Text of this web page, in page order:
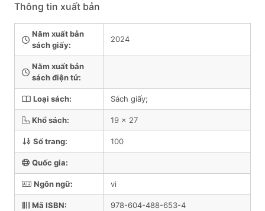
Thông tin xuất bản
Năm xuất bản
sách giấy:
2024
Năm xuất bản
sách điện tử:
Loại sách: Sách giấy;
Khổ sách: 19 x 27
Số trang: 100
Quốc gia:
Ngôn ngữ: vi
Mã ISBN: 978-604-488-653-4